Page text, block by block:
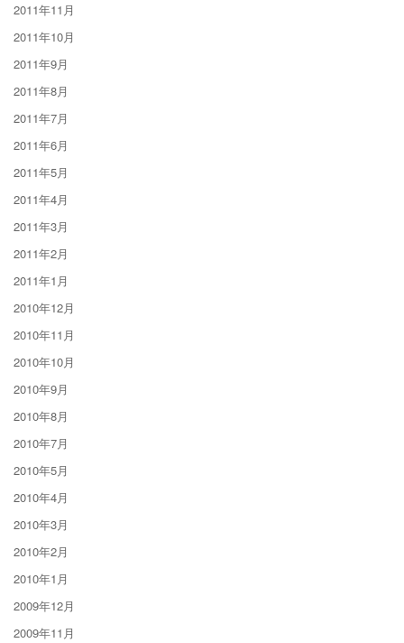
2011年11月
2011年10月
2011年9月
2011年8月
2011年7月
2011年6月
2011年5月
2011年4月
2011年3月
2011年2月
2011年1月
2010年12月
2010年11月
2010年10月
2010年9月
2010年8月
2010年7月
2010年5月
2010年4月
2010年3月
2010年2月
2010年1月
2009年12月
2009年11月